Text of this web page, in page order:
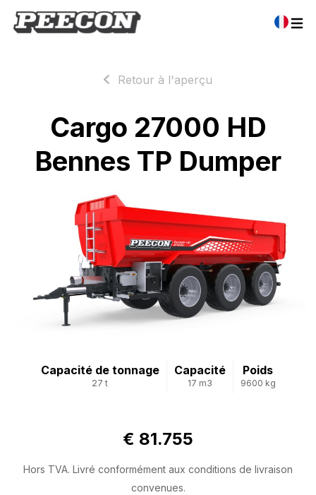
Retour à l'aperçu
Cargo 27000 HD
Bennes TP Dumper
Capacité de tonnage
27 t
Capacité
17 m3
Poids
9600 kg
€ 81.755
Hors TVA. Livré conformément aux conditions de livraison
convenues.